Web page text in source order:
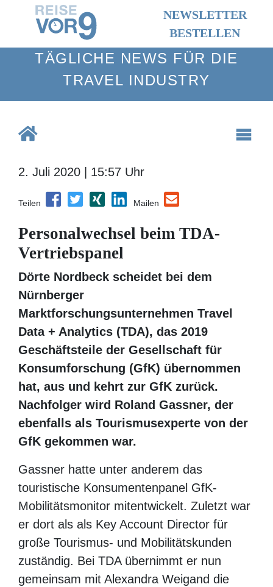
NEWSLETTER
BESTELLEN
TÄGLICHE NEWS FÜR DIE TRAVEL
INDUSTRY
2. Juli 2020 | 15:57 Uhr
Teilen Mailen
Personalwechsel beim TDA-
Vertriebspanel
Dörte Nordbeck scheidet bei dem
Nürnberger Marktforschungsunternehmen
Travel Data + Analytics (TDA), das 2019
Geschäftsteile der Gesellschaft für
Konsumforschung (GfK) übernommen hat,
aus und kehrt zur GfK zurück. Nachfolger
wird Roland Gassner, der ebenfalls als
Tourismusexperte von der GfK gekommen
war.
Gassner hatte unter anderem das
touristische Konsumentenpanel GfK-
Mobilitätsmonitor mitentwickelt. Zuletzt
war er dort als als Key Account Director für
große Tourismus- und Mobilitätskunden
zuständig. Bei TDA übernimmt er nun
gemeinsam mit Alexandra Weigand die
Leitung des touristischen Vertriebspanels